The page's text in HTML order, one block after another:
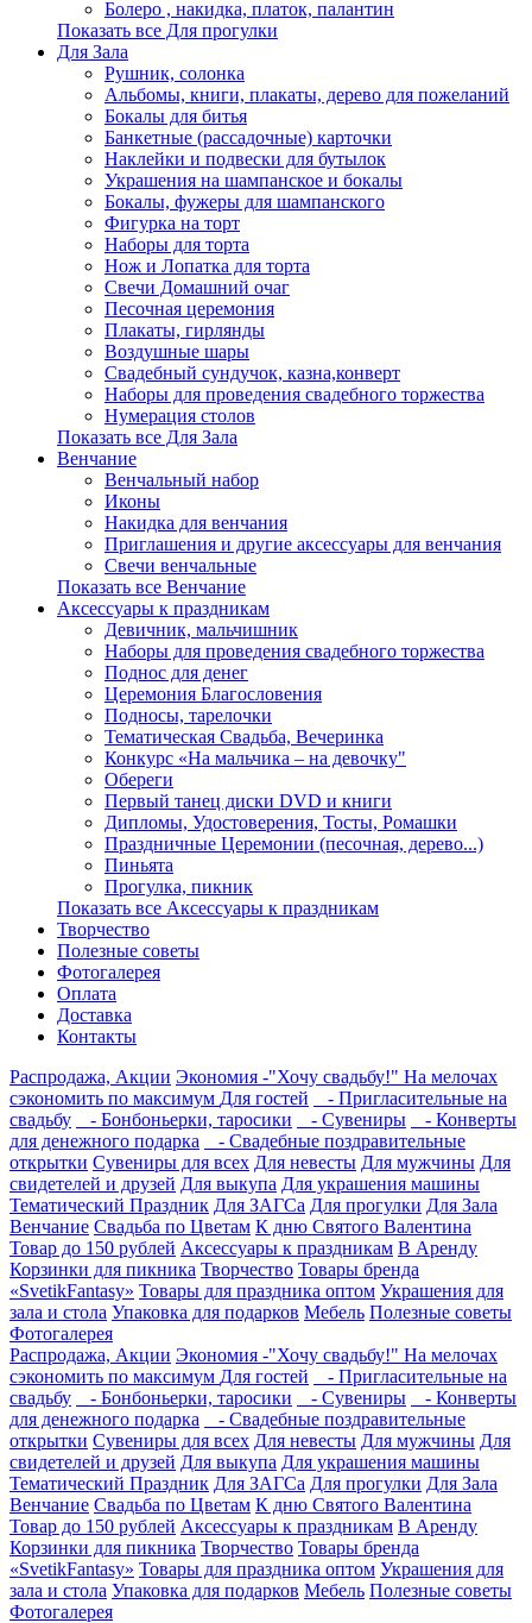
Болеро , накидка, платок, палантин
Показать все Для прогулки
Для Зала
Рушник, солонка
Альбомы, книги, плакаты, дерево для пожеланий
Бокалы для битья
Банкетные (рассадочные) карточки
Наклейки и подвески для бутылок
Украшения на шампанское и бокалы
Бокалы, фужеры для шампанского
Фигурка на торт
Наборы для торта
Нож и Лопатка для торта
Свечи Домашний очаг
Песочная церемония
Плакаты, гирлянды
Воздушные шары
Свадебный сундучок, казна,конверт
Наборы для проведения свадебного торжества
Нумерация столов
Показать все Для Зала
Венчание
Венчальный набор
Иконы
Накидка для венчания
Приглашения и другие аксессуары для венчания
Свечи венчальные
Показать все Венчание
Аксессуары к праздникам
Девичник, мальчишник
Наборы для проведения свадебного торжества
Поднос для денег
Церемония Благословения
Подносы, тарелочки
Тематическая Свадьба, Вечеринка
Конкурс «На мальчика – на девочку"
Обереги
Первый танец диски DVD и книги
Дипломы, Удостоверения, Тосты, Ромашки
Праздничные Церемонии (песочная, дерево...)
Пиньята
Прогулка, пикник
Показать все Аксессуары к праздникам
Творчество
Полезные советы
Фотогалерея
Оплата
Доставка
Контакты
Распродажа, Акции Экономия -"Хочу свадьбу!" На мелочах
сэкономить по максимум Для гостей
- Пригласительные на
свадьбу
- Бонбоньерки, таросики - Сувениры
- Конверты
для денежного подарка
- Свадебные поздравительные
открытки Сувениры для всех Для невесты Для мужчины Для
свидетелей и друзей Для выкупа Для украшения машины
Тематический Праздник Для ЗАГСа Для прогулки Для Зала
Венчание Свадьба по Цветам К дню Святого Валентина
Товар до 150 рублей Аксессуары к праздникам В Аренду
Корзинки для пикника Творчество Товары бренда
«SvetikFantasy» Товары для праздника оптом Украшения для
зала и стола Упаковка для подарков Мебель Полезные советы
Фотогалерея
Распродажа, Акции Экономия -"Хочу свадьбу!" На мелочах
сэкономить по максимум Для гостей
- Пригласительные на
свадьбу
- Бонбоньерки, таросики - Сувениры
- Конверты
для денежного подарка
- Свадебные поздравительные
открытки Сувениры для всех Для невесты Для мужчины Для
свидетелей и друзей Для выкупа Для украшения машины
Тематический Праздник Для ЗАГСа Для прогулки Для Зала
Венчание Свадьба по Цветам К дню Святого Валентина
Товар до 150 рублей Аксессуары к праздникам В Аренду
Корзинки для пикника Творчество Товары бренда
«SvetikFantasy» Товары для праздника оптом Украшения для
зала и стола Упаковка для подарков Мебель Полезные советы
Фотогалерея